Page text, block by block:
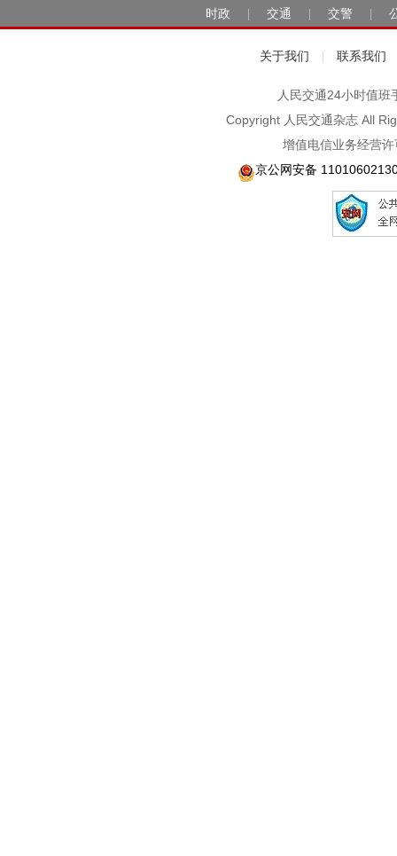
时政 交通 交警
关于我们 联系我们
人民交通24小时值
Copyright 人民交通杂志 All
增值电信业务经营
京公网安备